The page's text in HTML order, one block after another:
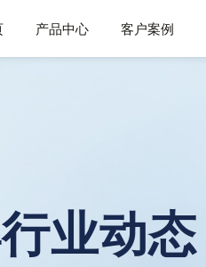
产品中心 客户案例
业动态